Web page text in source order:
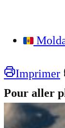
Imprimer
Pour aller